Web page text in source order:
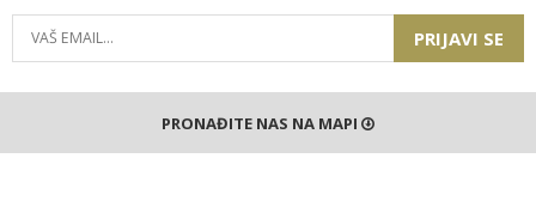
PRIJAVI SE
PRONAĐITE NAS NA MAPI